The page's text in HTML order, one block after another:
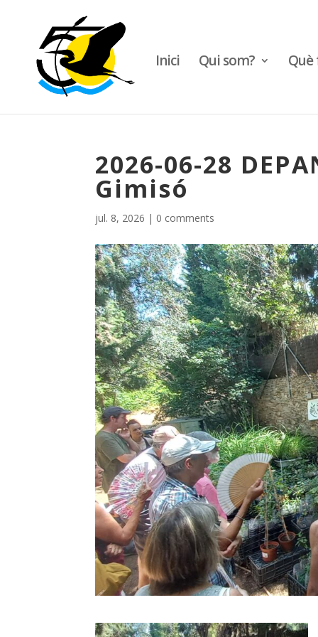
Inici Qui som? Què
2026-06-28
Gimisó
jul. 8, 2026 | 0 comments